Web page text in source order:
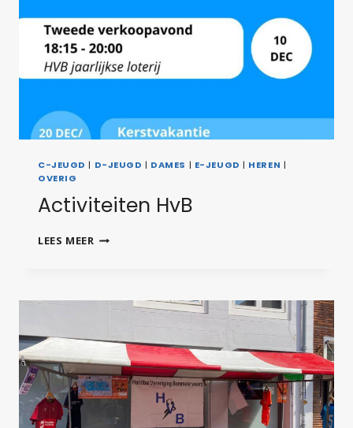
C-JEUGD | D-JEUGD | DAMES | E-JEUGD | HEREN |
OVERIG
Activiteiten HvB
LEES MEER ACTIVITEITEN